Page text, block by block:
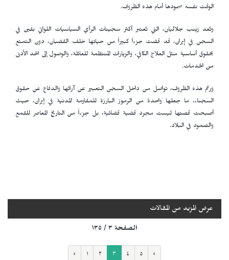
الوقت نفسه صمودها أمام هذه الظروف.
وتُعد زينب جلاليان، التي تُعتبر أكثر سجينات الرأي السياسيات اللواتي بقين في
السجن في إيران، قد قضت جزءاً كبيراً من حياتها خلف القضبان، دون التمتع
بحقوق أساسية مثل العلاج الكافي، والزيارات المنتظمة للعائلة، والوصول إلى الحد الأدنى
من الخدمات.
ورغم هذه الظروف، تواصل من داخل السجن التعبير عن آرائها والدفاع عن حقوق
السجناء، ما جعلها واحدة من الرموز البارزة للمقاومة المدنية في إيران، حيث
أصبحت قصتها ليست مجرد قضية قضائية، بل جزءاً من التاريخ المعاصر للقمع
والصمود في البلاد.
عرض المزيد من المقالات
الصفحة ٣ / ١٣٥
‹ ١ ٢ ٣ ٤ ٥ ›